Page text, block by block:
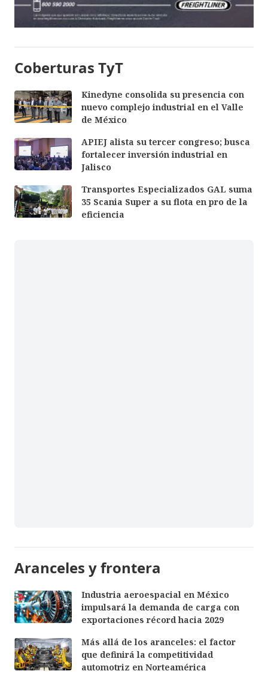
Coberturas TyT
Kinedyne consolida su presencia con
nuevo complejo industrial en el Valle
de México
APIEJ alista su tercer congreso; busca
fortalecer inversión industrial en
Jalisco
Transportes Especializados GAL suma
35 Scania Super a su flota en pro de la
eficiencia
Aranceles y frontera
Industria aeroespacial en México
impulsará la demanda de carga con
exportaciones récord hacia 2029
Más allá de los aranceles: el factor
que definirá la competitividad
automotriz en Norteamérica